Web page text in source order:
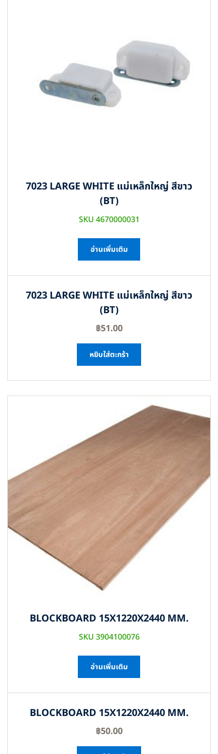
7023 LARGE WHITE แม่เหล็กใหญ่ สีขาว
(BT)
SKU 4670000031
อ่านเพิ่มเติม
7023 LARGE WHITE แม่เหล็กใหญ่ สีขาว
(BT)
฿51.00
หยิบใส่ตะกร้า
BLOCKBOARD 15X1220X2440 MM.
SKU 3904100076
อ่านเพิ่มเติม
BLOCKBOARD 15X1220X2440 MM.
฿50.00